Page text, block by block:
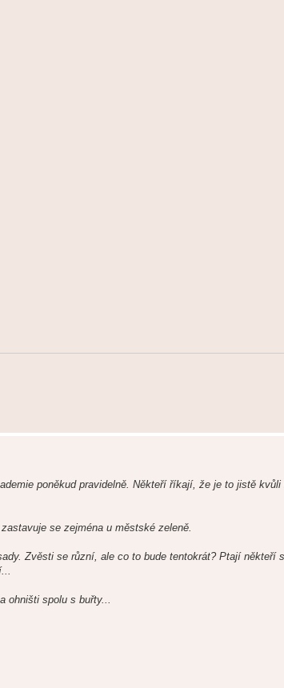
poněkud pravidelně. Někteří říkají, že je to jistě kvůli
se zejména u městské zeleně.
Zvěsti se různí, ale co to bude tentokrát? Ptají někteří
ohništi spolu s buřty...